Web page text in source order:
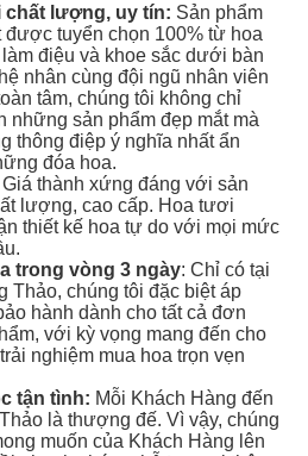
chất lượng, uy tín: Sản phẩm
được tuyển chọn 100% từ hoa
điệu và khoe sắc dưới bàn
nhân cùng đội ngũ nhân viên
tâm, chúng tôi không chỉ
những sản phẩm đẹp mắt mà
thông điệp ý nghĩa nhất ẩn
đóa hoa.
Giá thành xứng đáng với sản
lượng, cao cấp. Hoa tươi
thiết kế hoa tự do với mọi mức
trong vòng 3 ngày: Chỉ có tại
Thảo, chúng tôi đặc biệt áp
hành dành cho tất cả đơn
với kỳ vọng mang đến cho
nghiệm mua hoa trọn vẹn
tận tình: Mỗi Khách Hàng đến
là thượng đế. Vì vậy, chúng
muốn của Khách Hàng lên